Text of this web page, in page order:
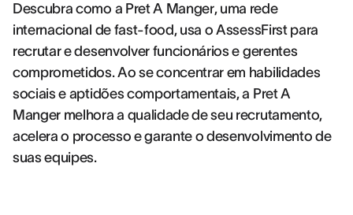
Descubra como a Pret A Manger, uma rede
internacional de fast-food, usa o AssessFirst para
recrutar e desenvolver funcionários e gerentes
comprometidos. Ao se concentrar em habilidades
sociais e aptidões comportamentais, a Pret A
Manger melhora a qualidade de seu recrutamento,
acelera o processo e garante o desenvolvimento de
suas equipes.